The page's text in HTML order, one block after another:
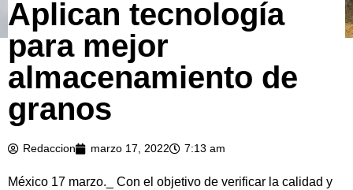
Aplican tecnología
para mejor
almacenamiento de
granos
Redaccion marzo 17, 2022 7:13 am
México 17 marzo._ Con el objetivo de verificar la calidad y